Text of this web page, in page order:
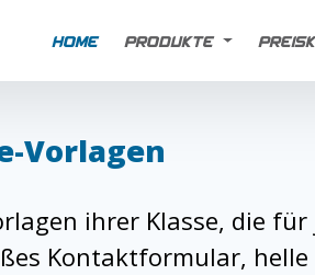
HOME PRODUKTE
Vorlagen
ihrer Klasse, die
Kontaktformular,